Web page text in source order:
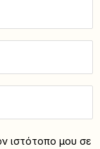
ιστότοπο μου σε